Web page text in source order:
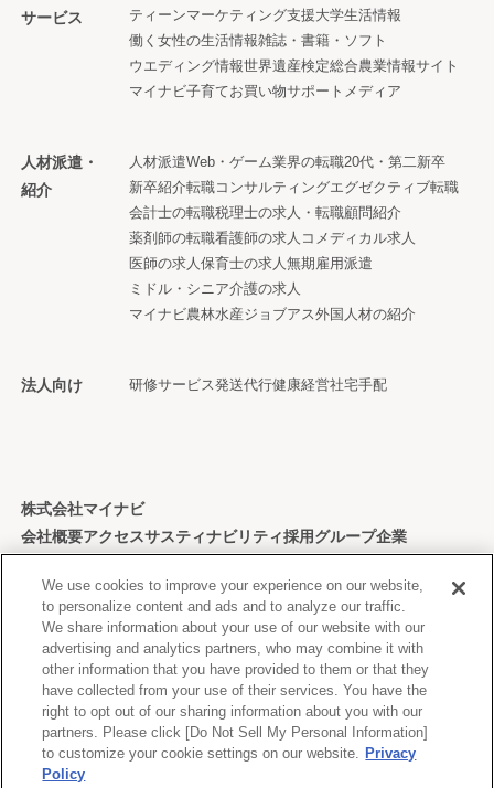
サービス
ティーンマーケティング支援大学生活情報
働く女性の生活情報雑誌・書籍・ソフト
ウエディング情報世界遺産検定総合農業情報サイト
マイナビ子育てお買い物サポートメディア
人材派遣・
紹介
人材派遣Web・ゲーム業界の転職20代・第二新卒
新卒紹介転職コンサルティングエグゼクティブ転職
会計士の転職税理士の求人・転職顧問紹介
薬剤師の転職看護師の求人 コメディカル求人
医師の求人 保育士の求人 無期雇用派遣
ミドル・シニア介護の求人
マイナビ農林水産ジョブアス外国人材の紹介
法人向け 研修サービス発送代行健康経営社宅手配
株式会社マイナビ
会社概要アクセスサスティナビリティ採用グループ企業
Copyright © Mynavi Corporation
We use cookies to improve your experience on our website,
to personalize content and ads and to analyze our traffic.
We share information about your use of our website with our
advertising and analytics partners, who may combine it with
other information that you have provided to them or that they
have collected from your use of their services. You have the
right to opt out of our sharing information about you with our
partners. Please click [Do Not Sell My Personal Information]
to customize your cookie settings on our website. Privacy
Policy